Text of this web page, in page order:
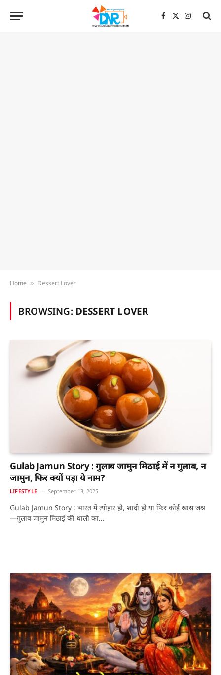
Facebook
X
Home » Dessert Lover
BROWSING: DESSERT LOVER
Gulab Jamun Story : गुलाब जामुन मिठाई में न गुलाब, न
जामुन, फिर क्यों पड़ा ये नाम?
LIFESTYLE September 13, 2025
Gulab Jamun Story : भारत में त्योहार हो, शादी हो या फिर कोई खास जश्न
—गुलाब जामुन मिठाई की थाली का…